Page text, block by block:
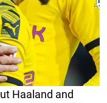
Haaland and